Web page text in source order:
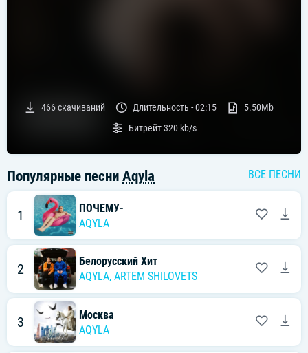
466скачиваний Длительность -02:15
5.50Mb
Битрейт320 kb/s
Популярные песни Aqyla ВСЕ ПЕСНИ
1
ПОЧЕМУ-
AQYLA
2
Белорусский Хит
AQYLA, ARTEM SHILOVETS
3
Москва
AQYLA